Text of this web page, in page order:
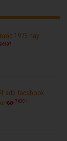
1975 hay
96197
add facebook
76301